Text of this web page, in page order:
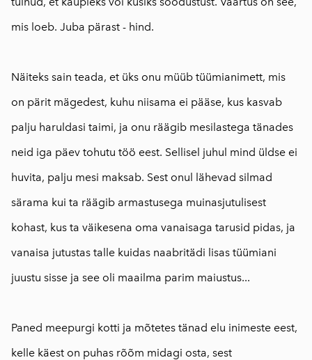
mis loeb. Juba pärast - hind.
Näiteks sain teada, et üks onu müüb tüümianimett, mis
on pärit mägedest, kuhu niisama ei pääse, kus kasvab
palju haruldasi taimi, ja onu räägib mesilastega tänades
neid iga päev tohutu töö eest. Sellisel juhul mind üldse ei
huvita, palju mesi maksab. Sest onul lähevad silmad
särama kui ta räägib armastusega muinasjutulisest
kohast, kus ta väikesena oma vanaisaga tarusid pidas, ja
vanaisa jutustas talle kuidas naabritädi lisas tüümiani
juustu sisse ja see oli maailma parim maiustus...
Paned meepurgi kotti ja mõtetes tänad elu inimeste eest,
kelle käest on puhas rõõm midagi osta, sest